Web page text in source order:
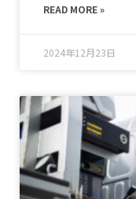
READ MORE »
2024年12月23日